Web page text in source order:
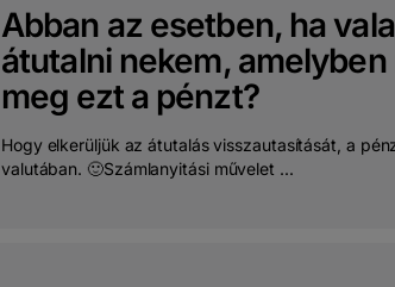
Abban az esetben, ha
átutalni nekem,
meg ezt a pénzt?
Hogy elkerüljük az átutalás visszautasítását, a
valutában. 🙂Számlanyitási művelet ...